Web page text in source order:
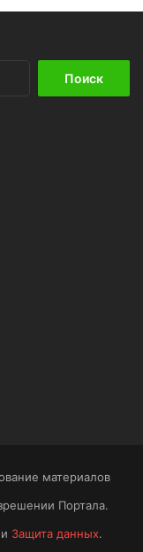
материалов
Портала.
и Защита данных.